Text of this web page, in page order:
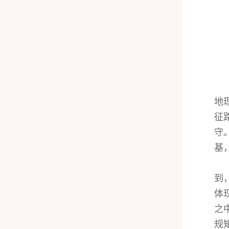
地
征
守
基
到
体
之
规